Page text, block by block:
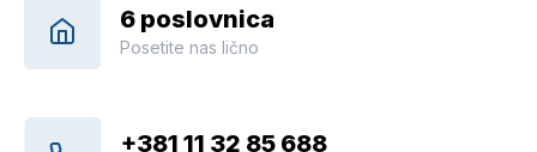
6 poslovnica
Posetite nas lično
+381 11 32 85 688